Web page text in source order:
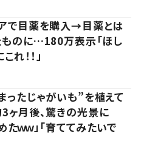
で目薬を購入→目薬とは
のに…180万表示「ほし
れ！！」
ったじゃがいも”を植えて
月後、驚きの光景に
たｗｗ」「育ててみたいで